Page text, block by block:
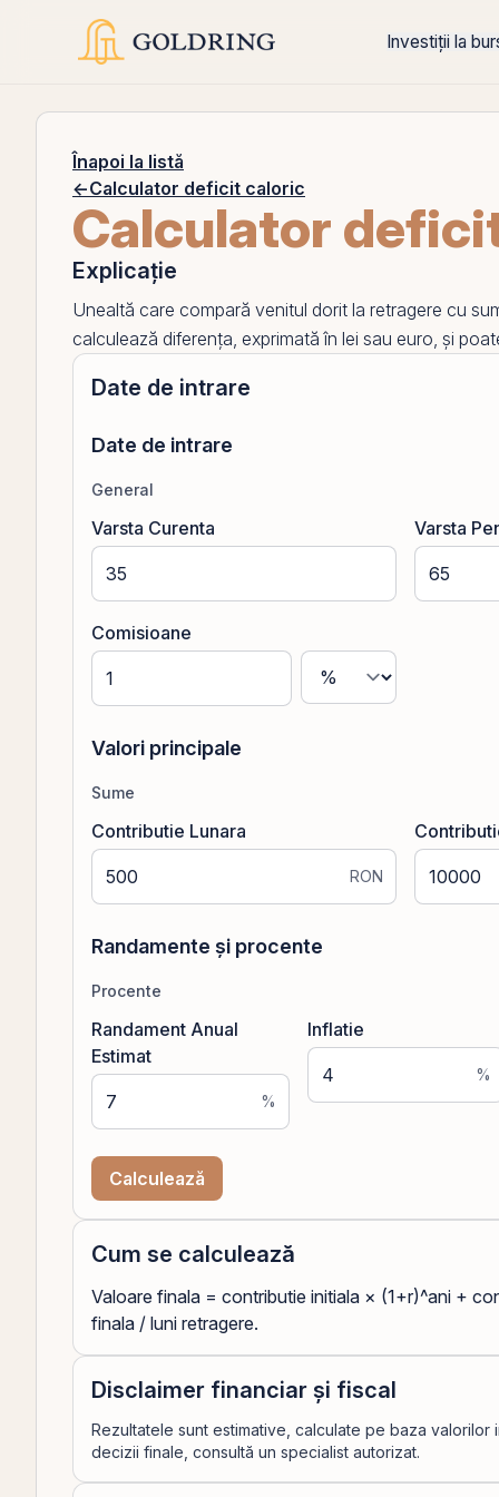
Investiții la
Înapoi la listă
←Calculator deficit caloric
Calculator
Explicație
Unealtă care compară venitul dorit la retragere cu
calculează diferența, exprimată în lei sau euro, și
Date de intrare
Date de intrare
General
Varsta Curenta Varsta
Comisioane
Valori principale
Sume
Contributie Lunara
RON
Randamente și procente
Procente
Randament Anual
Estimat
%
Inflatie
%
Calculează
Cum se calculează
Valoare finala = contributie initiala × (1+r)^ani +
finala / luni retragere.
Disclaimer financiar și fiscal
Rezultatele sunt estimative, calculate pe baza
decizii finale, consultă un specialist autorizat.